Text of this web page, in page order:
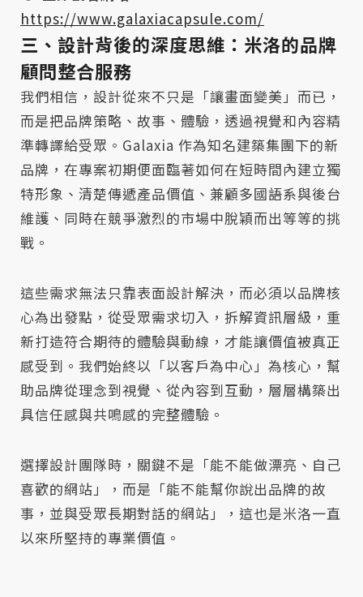
https://www.galaxiacapsule.com/
三、設計背後的深度思維：米洛的品牌
顧問整合服務
我們相信，設計從來不只是「讓畫面變美」而已，
而是把品牌策略、故事、體驗，透過視覺和內容精
準轉譯給受眾。Galaxia 作為知名建築集團下的新
品牌，在專案初期便面臨著如何在短時間內建立獨
特形象、清楚傳遞產品價值、兼顧多國語系與後台
維護、同時在競爭激烈的市場中脫穎而出等等的挑
戰。
這些需求無法只靠表面設計解決，而必須以品牌核
心為出發點，從受眾需求切入，拆解資訊層級，重
新打造符合期待的體驗與動線，才能讓價值被真正
感受到。我們始終以「以客戶為中心」為核心，幫
助品牌從理念到視覺、從內容到互動，層層構築出
具信任感與共鳴感的完整體驗。
選擇設計團隊時，關鍵不是「能不能做漂亮、自己
喜歡的網站」，而是「能不能幫你說出品牌的故
事，並與受眾長期對話的網站」，這也是米洛一直
以來所堅持的專業價值。